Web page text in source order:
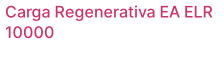
Carga Regenerativa EA ELR
10000